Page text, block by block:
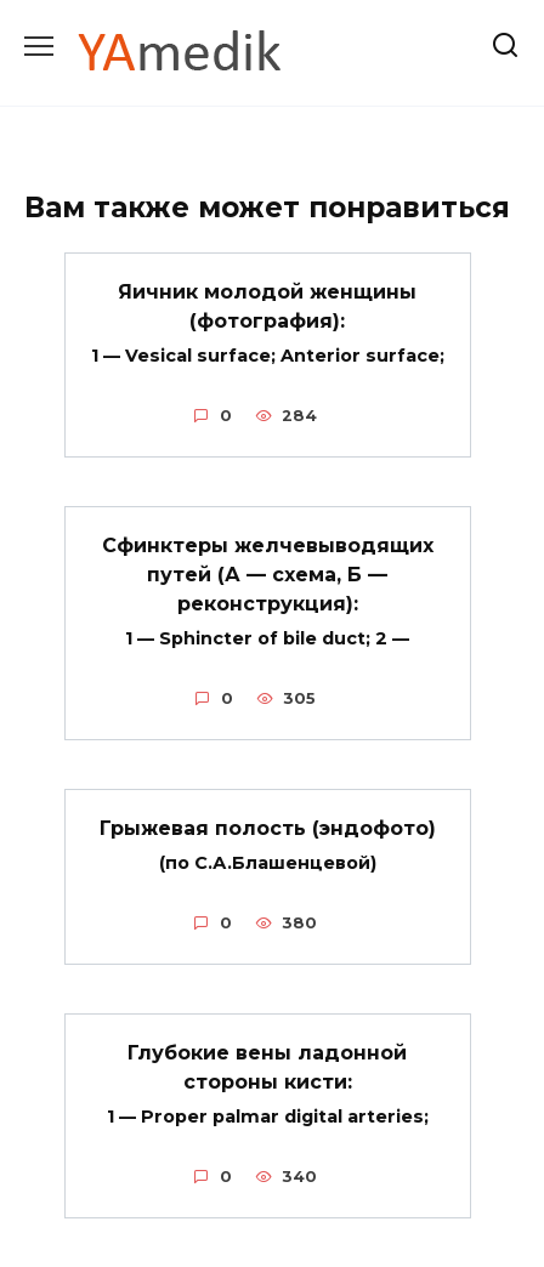
содержанию
Вам также может понравиться
Яичник молодой женщины
(фотография):
1 — Vesical surface; Anterior surface;
0 284
Сфинктеры желчевыводящих
путей (А — схема, Б —
реконструкция):
1 — Sphincter of bile duct; 2 —
0 305
Грыжевая полость (эндофото)
(по С.А.Блашенцевой)
0 380
Глубокие вены ладонной
стороны кисти:
1 — Proper palmar digital arteries;
0 340